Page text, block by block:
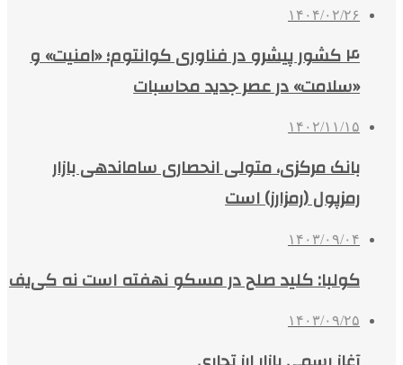
۱۴۰۴/۰۲/۲۶
۴ کشور پیشرو در فناوری کوانتوم؛ «امنیت» و
«سلامت» در عصر جدید محاسبات
۱۴۰۲/۱۱/۱۵
بانک مرکزی، متولی انحصاری ساماندهی بازار
رمزپول (رمزارز) است
۱۴۰۳/۰۹/۰۴
کولبا: کلید صلح در مسکو نهفته است نه کی‌یف
۱۴۰۳/۰۹/۲۵